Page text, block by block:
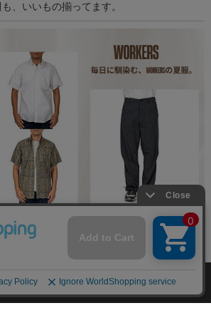
、いいもの揃ってます。
特定商取引法に関する表示 お店案内